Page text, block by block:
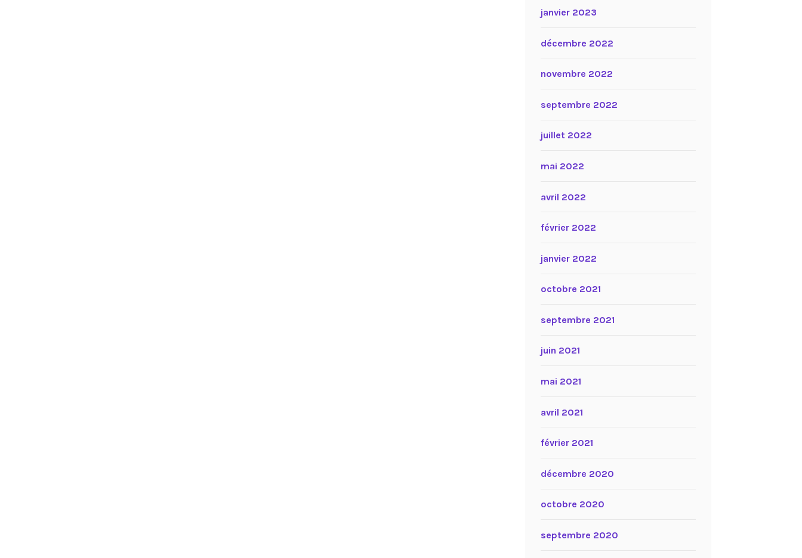
janvier 2023
décembre 2022
novembre 2022
septembre 2022
juillet 2022
mai 2022
avril 2022
février 2022
janvier 2022
octobre 2021
septembre 2021
juin 2021
mai 2021
avril 2021
février 2021
décembre 2020
octobre 2020
septembre 2020